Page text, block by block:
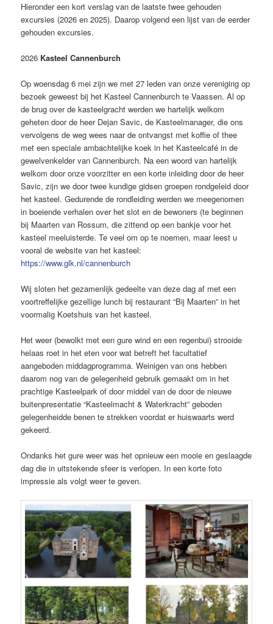
Hieronder een kort verslag van de laatste twee gehouden
excursies (2026 en 2025). Daarop volgend een lijst van de eerder
gehouden excursies.
2026 Kasteel Cannenburch
Op woensdag 6 mei zijn we met 27 leden van onze vereniging op
bezoek geweest bij het Kasteel Cannenburch te Vaassen. Al op
de brug over de kasteelgracht werden we hartelijk welkom
geheten door de heer Dejan Savic, de Kasteelmanager, die ons
vervolgens de weg wees naar de ontvangst met koffie of thee
met een speciale ambachtelijke koek in het Kasteelcafé in de
gewelvenkelder van Cannenburch. Na een woord van hartelijk
welkom door onze voorzitter en een korte inleiding door de heer
Savic, zijn we door twee kundige gidsen groepen rondgeleid door
het kasteel. Gedurende de rondleiding werden we meegenomen
in boeiende verhalen over het slot en de bewoners (te beginnen
bij Maarten van Rossum, die zittend op een bankje voor het
kasteel meeluisterde. Te veel om op te noemen, maar leest u
vooral de website van het kasteel:
https://www.glk.nl/cannenburch
Wij sloten het gezamenlijk gedeelte van deze dag af met een
voortreffelijke gezellige lunch bij restaurant “Bij Maarten” in het
voormalig Koetshuis van het kasteel.
Het weer (bewolkt met een gure wind en een regenbui) strooide
helaas roet in het eten voor wat betreft het facultatief
aangeboden middagprogramma. Weinigen van ons hebben
daarom nog van de gelegenheid gebruik gemaakt om in het
prachtige Kasteelpark of door middel van de door de nieuwe
buitenpresentatie “Kasteelmacht & Waterkracht” geboden
gelegenheidde benen te strekken voordat er huiswaarts werd
gekeerd.
Ondanks het gure weer was het opnieuw een mooie en geslaagde
dag die in uitstekende sfeer is verlopen. In een korte foto
impressie als volgt weer te geven.